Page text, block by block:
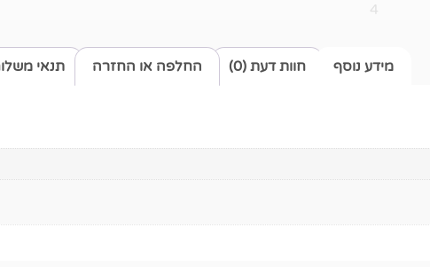
4
מידע נוסף תנאי חוות דעת (0) החלפה או החזרה